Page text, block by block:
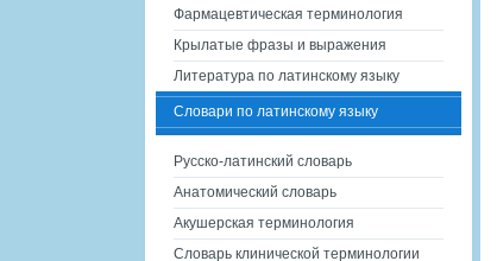
Фармацевтическая терминология
Крылатые фразы и выражения
Литература по латинскому языку
Словари по латинскому языку
Русско-латинский словарь
Анатомический словарь
Акушерская терминология
Словарь клинической терминологии